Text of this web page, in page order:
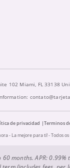
102 Miami, FL 33138
de privacidad
Terminos
- La mejore para ti! - Todos
months. APR: 0.99%